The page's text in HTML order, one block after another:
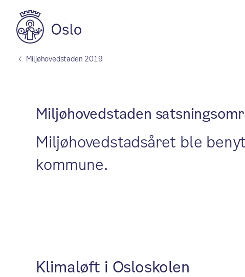
Miljøhovedstaden 2019
Miljøhovedstaden
Miljøhovedstadsåret ble
kommune.
Klimaløft i Osloskolen